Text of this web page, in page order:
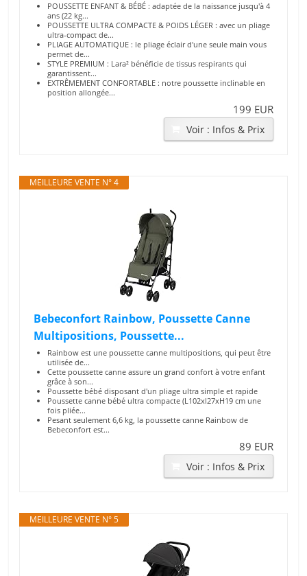
POUSSETTE ENFANT & BÉBÉ : adaptée de la naissance jusqu'à 4
ans (22 kg...
POUSSETTE ULTRA COMPACTE & POIDS LÉGER : avec un pliage
ultra-compact de...
PLIAGE AUTOMATIQUE : le pliage éclair d'une seule main vous
permet de...
STYLE PREMIUM : Lara² bénéficie de tissus respirants qui
garantissent...
EXTRÊMEMENT CONFORTABLE : notre poussette inclinable en
position allongée...
199 EUR
Voir : Infos & Prix
MEILLEURE VENTE N° 4
Bebeconfort Rainbow, Poussette Canne
Multipositions, Poussette...
Rainbow est une poussette canne multipositions, qui peut être
utilisée de...
Cette poussette canne assure un grand confort à votre enfant
grâce à son...
Poussette bébé disposant d'un pliage ultra simple et rapide
Poussette canne bébé ultra compacte (L102xl27xH19 cm une
fois pliée...
Pesant seulement 6,6 kg, la poussette canne Rainbow de
Bebeconfort est...
89 EUR
Voir : Infos & Prix
MEILLEURE VENTE N° 5